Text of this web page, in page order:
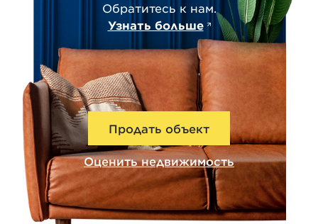
Обратитесь к нам.
Узнать больше
Продать объект
Оценить недвижимость